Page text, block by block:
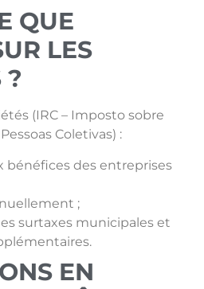
QUE
LES
?
(IRC – Imposto sobre
Coletivas) :
bénéfices des entreprises
;
surtaxes municipales et
EN